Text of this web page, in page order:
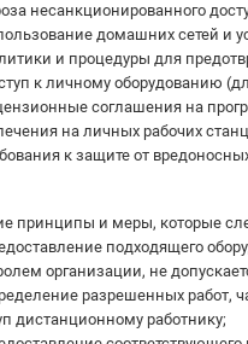
несанкционированного
домашних сетей и
и процедуры для
к личному оборудованию
соглашения на
на личных рабочих
к защите от
принципы и меры, которые
подходящего
организации, не
разрешенных работ,
дистанционному работнику;